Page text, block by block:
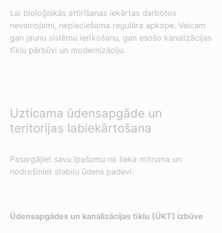
Lai bioloģiskās attīrīšanas iekārtas darbotos
nevainojami, nepieciešama regulāra apkope. Veicam
gan jaunu sistēmu ierīkošanu, gan esošo kanalizācijas
tīklu pārbūvi un modernizāciju.
Uzticama ūdensapgāde un
teritorijas labiekārtošana
Pasargājiet savu īpašumu no lieka mitruma un
nodrošiniet stabilu ūdens padevi.
Ūdensapgādes un kanalizācijas tīklu (ŪKT) izbūve